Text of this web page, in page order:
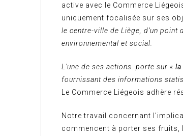
active avec le Commerce
uniquement focalisée sur ses
le centre-ville de Liège, d’un
environnemental et social.
L’une de ses actions porte sur « la
fournissant des informations
Le Commerce Liégeois adhère
Notre travail concernant
commencent à porter ses fruits,